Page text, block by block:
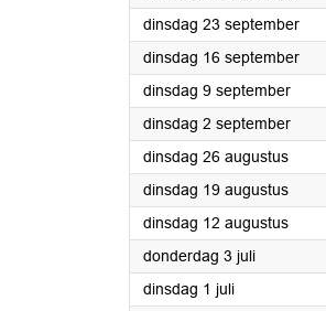
dinsdag 23 september2025
dinsdag 16 september2025
dinsdag 9 september2025
dinsdag 2 september2025
dinsdag 26 augustus2025
dinsdag 19 augustus2025
dinsdag 12 augustus2025
donderdag 3 juli2025
dinsdag 1 juli2025